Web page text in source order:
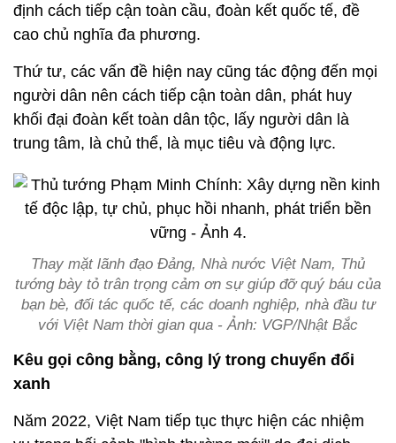
định cách tiếp cận toàn cầu, đoàn kết quốc tế, đề
cao chủ nghĩa đa phương.
Thứ tư, các vấn đề hiện nay cũng tác động đến mọi
người dân nên cách tiếp cận toàn dân, phát huy
khối đại đoàn kết toàn dân tộc, lấy người dân là
trung tâm, là chủ thể, là mục tiêu và động lực.
Thay mặt lãnh đạo Đảng, Nhà nước Việt Nam, Thủ
tướng bày tỏ trân trọng cảm ơn sự giúp đỡ quý báu của
bạn bè, đối tác quốc tế, các doanh nghiệp, nhà đầu tư
với Việt Nam thời gian qua - Ảnh: VGP/Nhật Bắc
Kêu gọi công bằng, công lý trong chuyển đổi
xanh
Năm 2022, Việt Nam tiếp tục thực hiện các nhiệm